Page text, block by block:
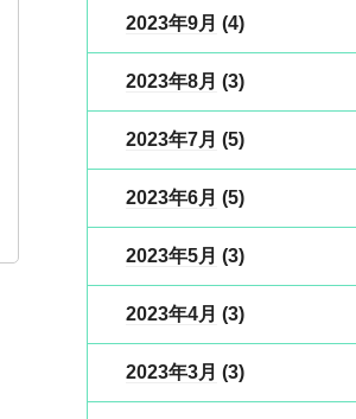
2023年9月 (4)
2023年8月 (3)
2023年7月 (5)
2023年6月 (5)
2023年5月 (3)
2023年4月 (3)
2023年3月 (3)